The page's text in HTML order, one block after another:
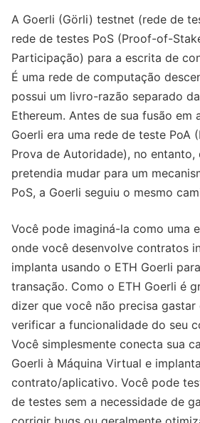
A Goerli (Görli) testnet (rede de
rede de testes PoS (Proof-of-
Participação) para a escrita de
É uma rede de computação
possui um livro-razão separado
Ethereum. Antes de sua fusão em
Goerli era uma rede de teste PoA
Prova de Autoridade), no entanto,
pretendia mudar para um
PoS, a Goerli seguiu o mesmo
Você pode imaginá-la como uma
onde você desenvolve contratos
implanta usando o ETH Goerli
transação. Como o ETH Goerli é
dizer que você não precisa gastar
verificar a funcionalidade do seu
Você simplesmente conecta sua
Goerli à Máquina Virtual e
contrato/aplicativo. Você pode
de testes sem a necessidade de